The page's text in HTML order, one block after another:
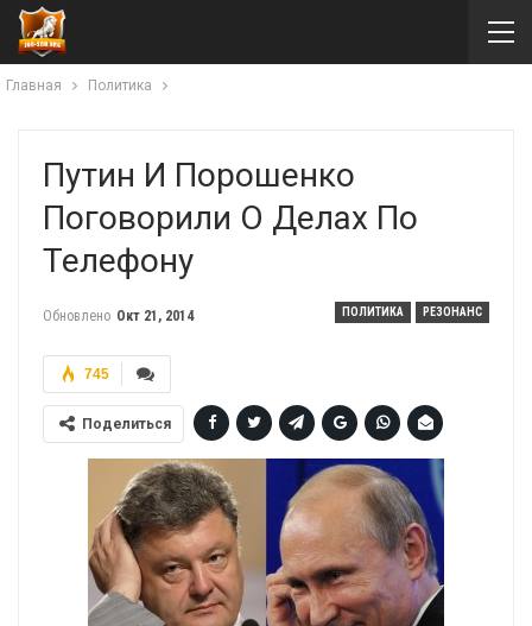
Главная Политика
Путин И Порошенко
Поговорили О Делах По
Телефону
ПОЛИТИКА РЕЗОНАНС
Обновлено Окт 21, 2014
745
Поделиться